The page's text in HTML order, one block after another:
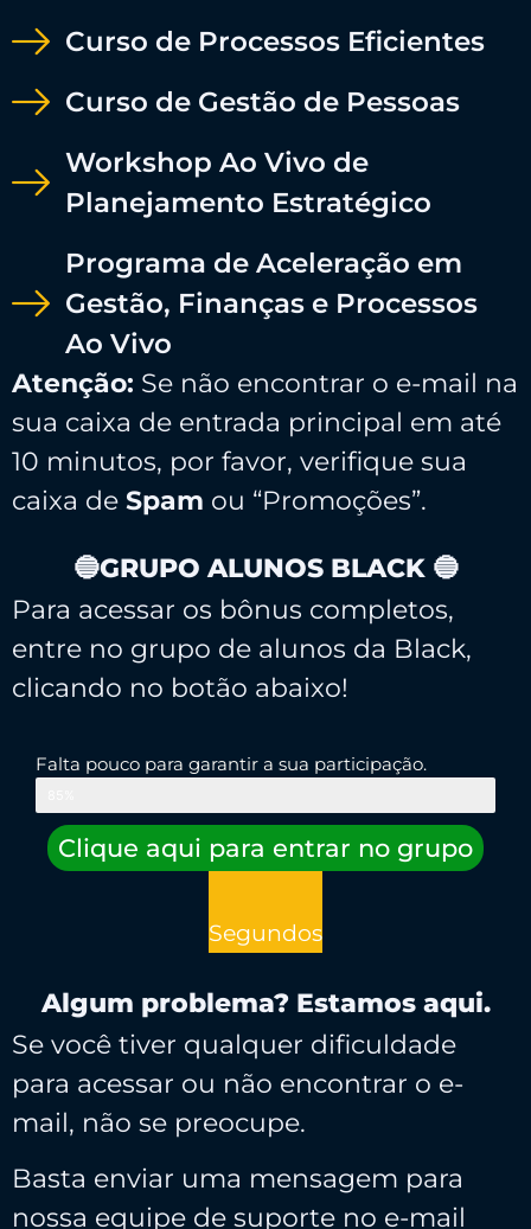
Curso de Processos Eficientes
Curso de Gestão de Pessoas
Workshop Ao Vivo de
Planejamento Estratégico
Programa de Aceleração em
Gestão, Finanças e Processos
Ao Vivo
Atenção: Se não encontrar o e-mail na
sua caixa de entrada principal em até
10 minutos, por favor, verifique sua
caixa de Spam ou “Promoções”.
🔵GRUPO ALUNOS BLACK 🔵
Para acessar os bônus completos,
entre no grupo de alunos da Black,
clicando no botão abaixo!
Falta pouco para garantir a sua participação.
Clique aqui para entrar no grupo
Segundos
Algum problema? Estamos aqui.
Se você tiver qualquer dificuldade
para acessar ou não encontrar o e-
mail, não se preocupe.
Basta enviar uma mensagem para
nossa equipe de suporte no e-mail